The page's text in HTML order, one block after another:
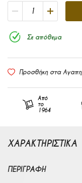
Σε απόθεμα
Προσθήκη στα
Από
το
1964
ΧΑΡΑΚΤΗΡΙΣΤΙΚΑ
ΠΕΡΙΓΡΑΦΉ